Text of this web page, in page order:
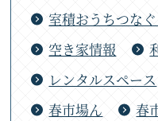
室積おうちつな
空き家情報
レンタルスペース
春市場ん
春